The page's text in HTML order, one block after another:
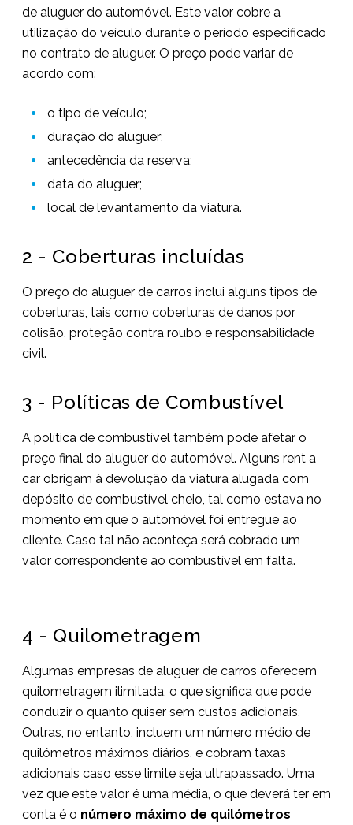
de aluguer do automóvel. Este valor cobre a
utilização do veículo durante o período especificado
no contrato de aluguer. O preço pode variar de
acordo com:
o tipo de veículo;
duração do aluguer;
antecedência da reserva;
data do aluguer;
local de levantamento da viatura.
2 - Coberturas incluídas
O preço do aluguer de carros inclui alguns tipos de
coberturas, tais como coberturas de danos por
colisão, proteção contra roubo e responsabilidade
civil.
3 - Políticas de Combustível
A política de combustível também pode afetar o
preço final do aluguer do automóvel. Alguns rent a
car obrigam à devolução da viatura alugada com
depósito de combustível cheio, tal como estava no
momento em que o automóvel foi entregue ao
cliente. Caso tal não aconteça será cobrado um
valor correspondente ao combustível em falta.
4 - Quilometragem
Algumas empresas de aluguer de carros oferecem
quilometragem ilimitada, o que significa que pode
conduzir o quanto quiser sem custos adicionais.
Outras, no entanto, incluem um número médio de
quilómetros máximos diários, e cobram taxas
adicionais caso esse limite seja ultrapassado. Uma
vez que este valor é uma média, o que deverá ter em
conta é o número máximo de quilómetros